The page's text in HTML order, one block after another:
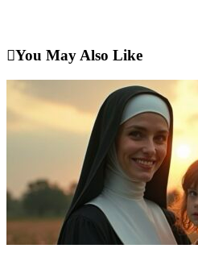
You May Also Like